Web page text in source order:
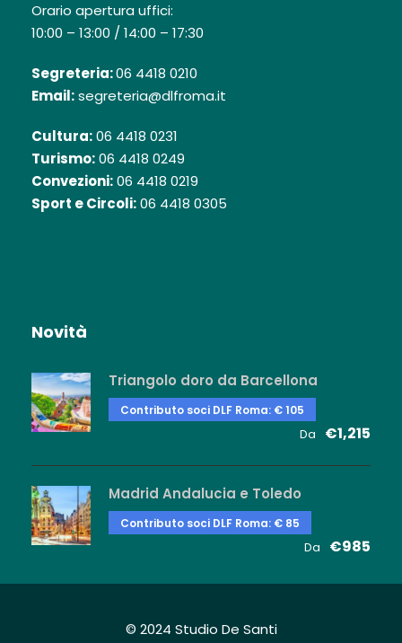
Orario apertura uffici:
10:00 – 13:00 / 14:00 – 17:30
Segreteria:06 4418 0210
Email:segreteria@dlfroma.it
Cultura:06 4418 0231
Turismo:06 4418 0249
Convezioni:06 4418 0219
Sport e Circoli:06 4418 0305
Novità
Triangolo doro da Barcellona
Contributo soci DLF Roma: € 105
Da €1,215
Madrid Andalucia e Toledo
Contributo soci DLF Roma: € 85
Da €985
© 2024 Studio De Santi